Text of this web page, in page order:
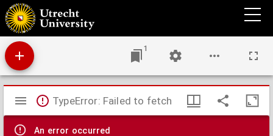
Over het weerstandsvermogen van gonococcen ten opzichte van temperaturen boven
37° C., in verband met de diathermiebehandeling van gonorrohoe
1
Mirador
viewer
TypeError: Failed to fetch
An error occurred